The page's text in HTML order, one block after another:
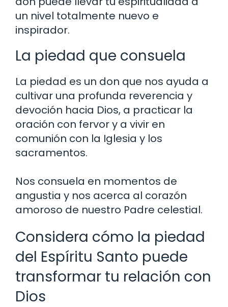
un nivel totalmente nuevo e
inspirador.
La piedad que consuela
La piedad es un don que nos ayuda a
cultivar una profunda reverencia y
devoción hacia Dios, a practicar la
oración con fervor y a vivir en
comunión con la Iglesia y los
sacramentos.
Nos consuela en momentos de
angustia y nos acerca al corazón
amoroso de nuestro Padre celestial.
Considera cómo la piedad
del Espíritu Santo puede
transformar tu relación con
Dios